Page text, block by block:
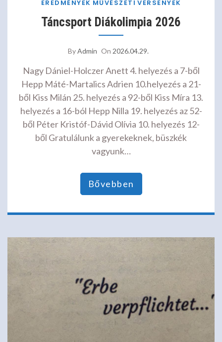
EREDMÉNYEK MŰVÉSZETI VERSENYEK
Táncsport Diákolimpia 2026
ByAdmin On 2026.04.29.
Nagy Dániel-Holczer Anett 4. helyezés a 7-ből
Hepp Máté-Martalics Adrien 10.helyezés a 21-
ből Kiss Milán 25. helyezés a 92-ből Kiss Míra 13.
helyezés a 16-ból Hepp Nilla 19. helyezés az 52-
ből Péter Kristóf-Dávid Olívia 10. helyezés 12-
ből Gratulálunk a gyerekeknek, büszkék
vagyunk…
Bővebben